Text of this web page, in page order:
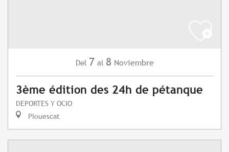
Del 7 al 8 Noviembre
3ème édition des 24h de pétanque
DEPORTES Y OCIO
Plouescat